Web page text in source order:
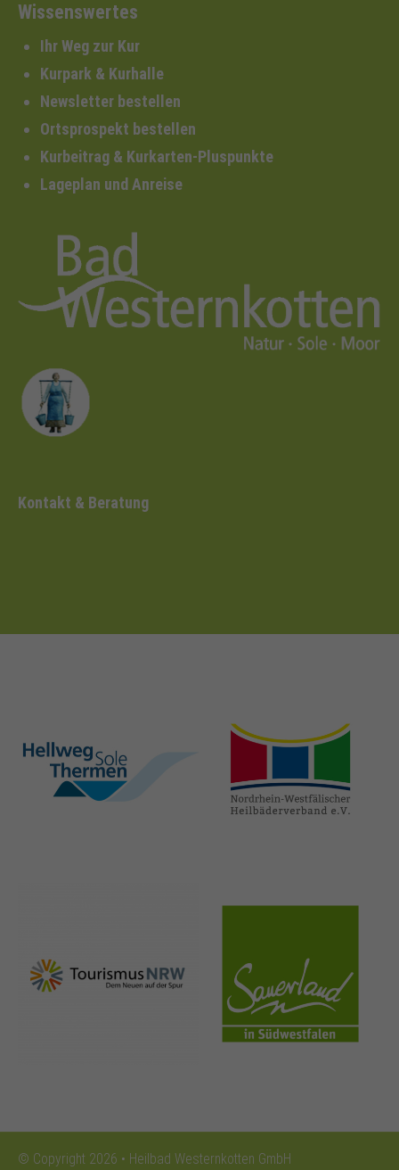
Wissenswertes
Ihr Weg zur Kur
Kurpark & Kurhalle
Newsletter bestellen
Ortsprospekt bestellen
Kurbeitrag & Kurkarten-Pluspunkte
Lageplan und Anreise
Kontakt & Beratung
hellweg-sole-
thermen.de
heilbaeder.de
nrw-
tourismus.de
sauerland.co
m
© Copyright 2026 • Heilbad Westernkotten GmbH